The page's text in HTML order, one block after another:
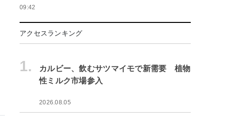
09:42
アクセスランキング
1.
カルビー、飲むサツマイモで新需要 植物
性ミルク市場参入
2026.08.05